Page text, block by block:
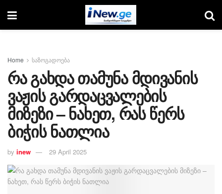
Home საზოგადოება
რა გახდა თამუნა მდივანის
ვაჟის გარდაცვალების
მიზეზი – ნახეთ, რას წერს
ბიჭის ნათლია
by inew 29 April 2025